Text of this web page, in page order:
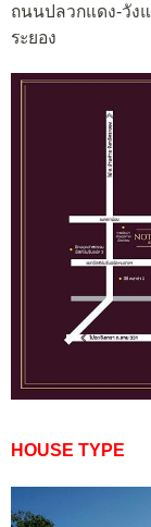
ถนนปลวกแดง-วัง
ระยอง
HOUSE TYPE